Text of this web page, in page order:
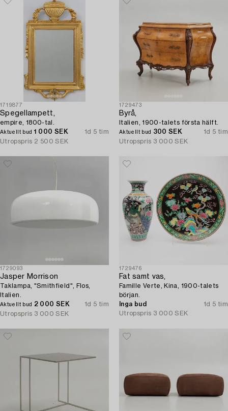
1719877
Spegellampett,
empire, 1800-tal.
Aktuellt bud 1 000 SEK
1d 5 tim
Utropspris 2 500 SEK
1729473
Byrå,
Italien, 1900-talets första hälft.
Aktuellt bud 300 SEK
1d 5 tim
Utropspris 3 000 SEK
1729093
Jasper Morrison
Taklampa, "Smithfield", Flos,
Italien.
Aktuellt bud 2 000 SEK
1d 5 tim
Utropspris 3 000 SEK
1729476
Fat samt vas,
Famille Verte, Kina, 1900-talets
början.
Inga bud
1d 5 tim
Utropspris 3 000 SEK